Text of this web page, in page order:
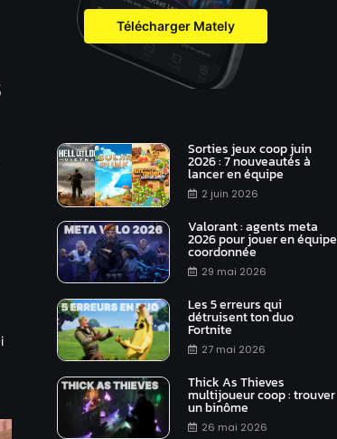
Télécharger Mately
Sorties jeux coop juin
2026 : 7 nouveautés à
lancer en équipe
2 juin 2026
Valorant : agents meta
2026 pour jouer en équipe
coordonnée
29 mai 2026
Les 5 erreurs qui
détruisent ton duo
Fortnite
27 mai 2026
Thick As Thieves
multijoueur coop : trouver
un binôme
26 mai 2026